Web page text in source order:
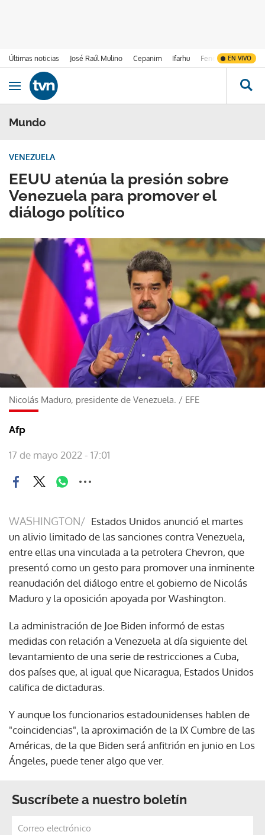
Últimas noticias José Raúl Mulino Cepanim Ifarhu Fenómeno de El
EN VIVO
Ir al contenido
Obrir navegació
Mundo
EEUU atenúa la presión sobre
Venezuela para promover el
diálogo político
VENEZUELA
Nicolás Maduro, presidente de Venezuela. / EFE
Afp
17 de mayo 2022 - 17:01
WASHINGTON/ Estados Unidos anunció el martes
un alivio limitado de las sanciones contra Venezuela,
entre ellas una vinculada a la petrolera Chevron, que
presentó como un gesto para promover una inminente
reanudación del diálogo entre el gobierno de Nicolás
Maduro y la oposición apoyada por Washington.
La administración de Joe Biden informó de estas
medidas con relación a Venezuela al día siguiente del
levantamiento de una serie de restricciones a Cuba,
dos países que, al igual que Nicaragua, Estados Unidos
califica de dictaduras.
Y aunque los funcionarios estadounidenses hablen de
"coincidencias", la aproximación de la IX Cumbre de las
Américas, de la que Biden será anfitrión en junio en Los
Ángeles, puede tener algo que ver.
Suscríbete a nuestro boletín